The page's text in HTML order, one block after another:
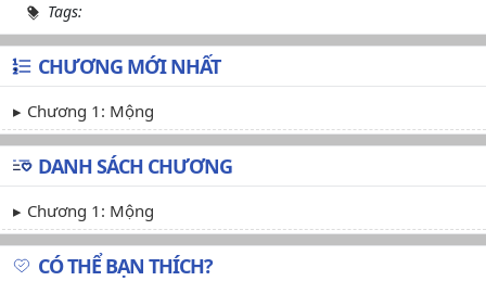
Tags:
CHƯƠNG MỚI NHẤT
Chương 1: Mộng
DANH SÁCH CHƯƠNG
Chương 1: Mộng
CÓ THỂ BẠN THÍCH?